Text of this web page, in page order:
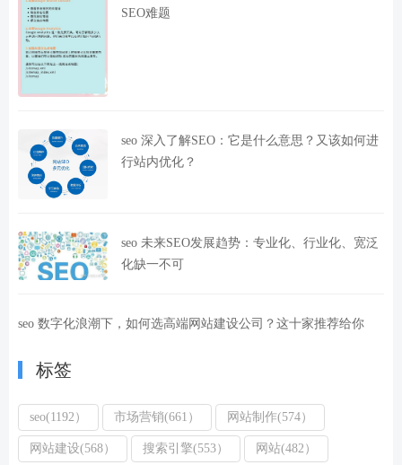
SEO难题
seo 深入了解SEO：它是什么意思？又该如何进
行站内优化？
seo 未来SEO发展趋势：专业化、行业化、宽泛
化缺一不可
seo 数字化浪潮下，如何选高端网站建设公司？这十家推荐给你
标签
seo(1192） 市场营销(661） 网站制作(574）
网站建设(568） 搜索引擎(553） 网站(482）